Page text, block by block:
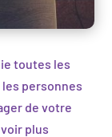
toutes les
personnes
de votre
plus